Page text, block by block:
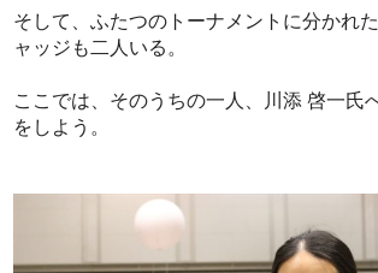
そして、ふたつのトーナメントに分かれ
ャッジも二人いる。
ここでは、そのうちの一人、川添 啓一氏
をしよう。